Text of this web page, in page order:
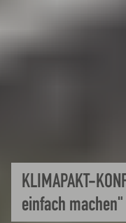
NACHAHMEN